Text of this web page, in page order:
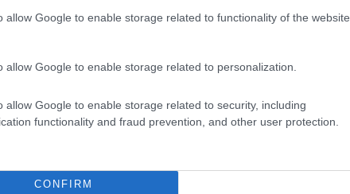
allow Google to enable storage related to functionality of the website
allow Google to enable storage related to personalization.
allow Google to enable storage related to security, including
functionality and fraud prevention, and other user protection.
CONFIRM
i bambini, rivolto agli studenti delle
con tariffe vantaggiose. Il programma
per l’iscrizione sono disponibili sul